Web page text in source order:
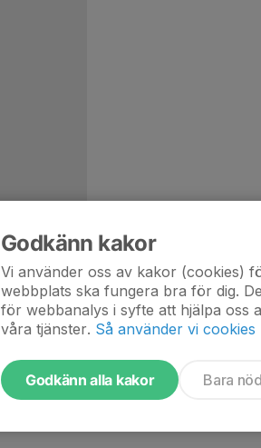
Godkänn kakor
Vi använder oss av kakor (cookies)
webbplats ska fungera bra för dig.
för webbanalys i syfte att hjälpa oss
våra tjänster. Så använder vi cookies
Godkänn alla kakor Bara